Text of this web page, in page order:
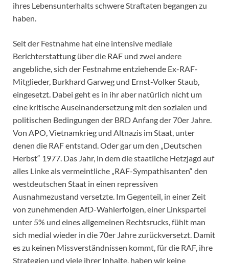
ihres Lebensunterhalts schwere Straftaten begangen zu
haben.
Seit der Festnahme hat eine intensive mediale
Berichterstattung über die RAF und zwei andere
angebliche, sich der Festnahme entziehende Ex-RAF-
Mitglieder, Burkhard Garweg und Ernst-Volker Staub,
eingesetzt. Dabei geht es in ihr aber natürlich nicht um
eine kritische Auseinandersetzung mit den sozialen und
politischen Bedingungen der BRD Anfang der 70er Jahre.
Von APO, Vietnamkrieg und Altnazis im Staat, unter
denen die RAF entstand. Oder gar um den „Deutschen
Herbst“ 1977. Das Jahr, in dem die staatliche Hetzjagd auf
alles Linke als vermeintliche „RAF-Sympathisanten“ den
westdeutschen Staat in einen repressiven
Ausnahmezustand versetzte. Im Gegenteil, in einer Zeit
von zunehmenden AfD-Wahlerfolgen, einer Linkspartei
unter 5% und eines allgemeinen Rechtsrucks, fühlt man
sich medial wieder in die 70er Jahre zurückversetzt. Damit
es zu keinen Missverständnissen kommt, für die RAF, ihre
Strategien und viele ihrer Inhalte, haben wir keine